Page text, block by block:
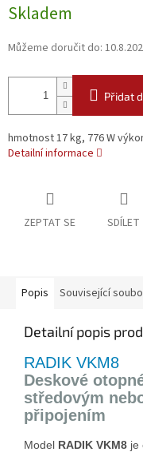
cena:
Skladem
Můžeme doručit do:
Přidat
hmotnost 17 kg, 776 W
Detailní informace
ZEPTAT SE SDÍLET
Popis Související
Detailní popis
RADIK VKM8
Deskové
středovým
připojením
Model RADIK VKM8 je